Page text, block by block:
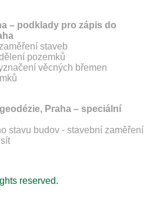
– podklady pro zápis do
staveb
pozemků
věcných břemen
Praha – speciální
stavu budov - stavební zaměření
reserved.